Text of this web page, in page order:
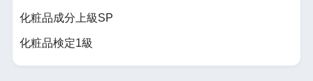
化粧品成分上級SP
化粧品検定1級